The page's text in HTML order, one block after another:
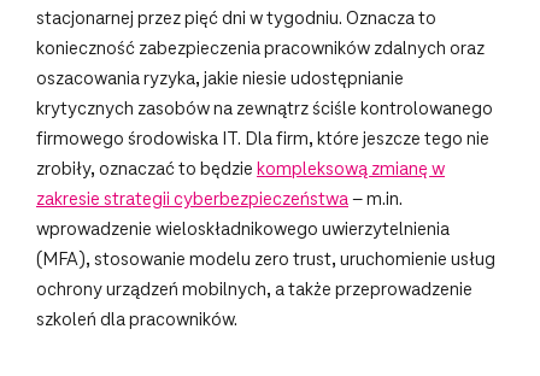
stacjonarnej przez pięć dni w tygodniu. Oznacza to
konieczność zabezpieczenia pracowników zdalnych oraz
oszacowania ryzyka, jakie niesie udostępnianie
krytycznych zasobów na zewnątrz ściśle kontrolowanego
firmowego środowiska IT. Dla firm, które jeszcze tego nie
zrobiły, oznaczać to będzie kompleksową zmianę w
zakresie strategii cyberbezpieczeństwa– m.in.
wprowadzenie wieloskładnikowego uwierzytelnienia
(MFA), stosowanie modelu zero trust, uruchomienie usług
ochrony urządzeń mobilnych, a także przeprowadzenie
szkoleń dla pracowników.